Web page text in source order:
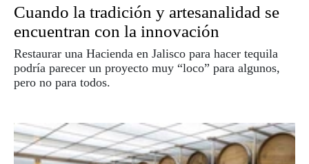
Cuando la tradición y artesanalidad se
encuentran con la innovación
Restaurar una Hacienda en Jalisco para hacer tequila
podría parecer un proyecto muy “loco” para algunos,
pero no para todos.